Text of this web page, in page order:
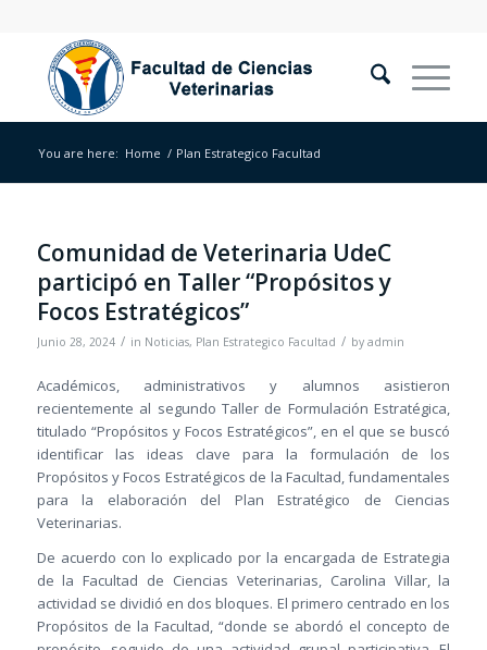
You are here: Home / Plan Estrategico Facultad
Comunidad de Veterinaria UdeC
participó en Taller “Propósitos y
Focos Estratégicos”
Junio 28, 2024 / in Noticias, Plan Estrategico Facultad / by admin
Académicos, administrativos y alumnos asistieron
recientemente al segundo Taller de Formulación Estratégica,
titulado “Propósitos y Focos Estratégicos”, en el que se buscó
identificar las ideas clave para la formulación de los
Propósitos y Focos Estratégicos de la Facultad, fundamentales
para la elaboración del Plan Estratégico de Ciencias
Veterinarias.
De acuerdo con lo explicado por la encargada de Estrategia
de la Facultad de Ciencias Veterinarias, Carolina Villar, la
actividad se dividió en dos bloques. El primero centrado en los
Propósitos de la Facultad, “donde se abordó el concepto de